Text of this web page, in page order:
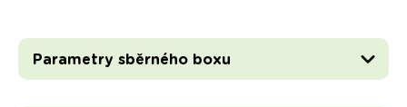
Parametry sběrného boxu